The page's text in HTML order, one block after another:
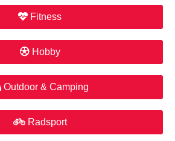
Fitness
Hobby
Outdoor & Camping
Radsport